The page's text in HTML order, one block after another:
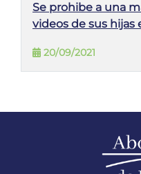
Se prohibe a una
videos de sus hijas
20/09/2021